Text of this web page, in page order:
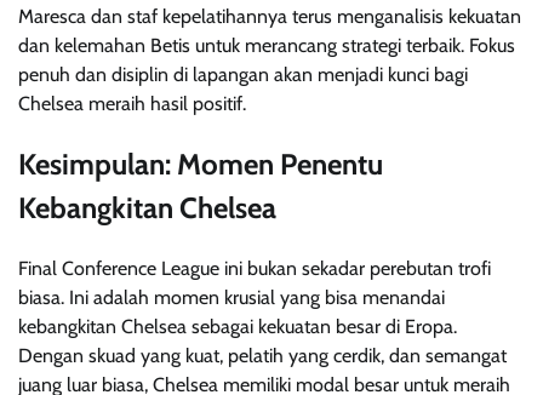
Maresca dan staf kepelatihannya terus menganalisis kekuatan
dan kelemahan Betis untuk merancang strategi terbaik. Fokus
penuh dan disiplin di lapangan akan menjadi kunci bagi
Chelsea meraih hasil positif.
Kesimpulan: Momen Penentu
Kebangkitan Chelsea
Final Conference League ini bukan sekadar perebutan trofi
biasa. Ini adalah momen krusial yang bisa menandai
kebangkitan Chelsea sebagai kekuatan besar di Eropa.
Dengan skuad yang kuat, pelatih yang cerdik, dan semangat
juang luar biasa, Chelsea memiliki modal besar untuk meraih